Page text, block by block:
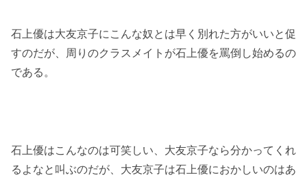
石上優は大友京子にこんな奴とは早く別れた方がいいと促
すのだが、周りのクラスメイトが石上優を罵倒し始めるの
である。
石上優はこんなのは可笑しい、大友京子なら分かってくれ
るよなと叫ぶのだが、大友京子は石上優におかしいのはあ